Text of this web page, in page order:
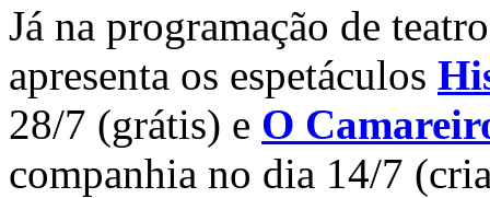
Já na programação de
apresenta os espetáculos
28/7 (grátis) e O
companhia no dia 14/7